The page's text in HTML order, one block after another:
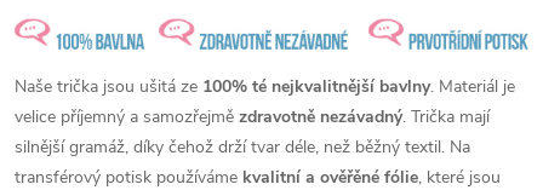
Naše trička jsou ušitá ze 100% té nejkvalitnější bavlny. Materiál je
velice příjemný a samozřejmě zdravotně nezávadný. Trička mají
silnější gramáž, díky čehož drží tvar déle, než běžný textil. Na
transférový potisk používáme kvalitní a ověřěné fólie, které jsou